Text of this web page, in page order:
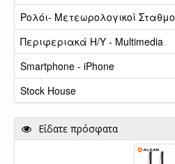
Ρολόι- Μετεωρολογικοί
Περιφεριακά Η/Υ - Multimedia
Smartphone - iPhone
Stock House
Είδατε πρόσφατα